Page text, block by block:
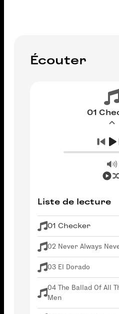
Écouter
01
Liste de lecture
01 Checker
02 Never Always
03 El Dorado
04 The Ballad Of All
Men